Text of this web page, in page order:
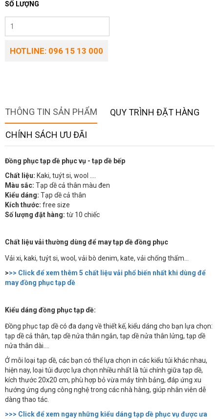
SỐ LƯỢNG
HOTLINE: 096 15 13 000
THÔNG TIN SẢN PHẨM QUY TRÌNH ĐẶT HÀNG
CHÍNH SÁCH ƯU ĐÃI
Đồng phục tạp dề phục vụ - tạp dề bếp
Chất liệu: Kaki, tuýt si, wool ….
Màu sắc: Tạp dề cả thân màu đen
Kiểu dáng: Tạp dề cả thân
Kích thước: free size
Số lượng đặt hàng: từ 10 chiếc
Chất liệu vải thường dùng để may tạp dề đồng phục
Vải xi, kaki, tuýt si, wool, vải bò denim, kate, vải chống thấm...
>>> Click để xem thêm 5 chất liệu vải phổ biến nhất khi dùng để
may đồng phục tạp dề
Kiểu dáng đồng phục tạp dề:
Đồng phục tạp dề có đa dạng về thiết kế, kiểu dáng cho bạn lựa chọn:
tạp dề cả thân, tạp dề nửa thân ngắn, tạp dề nửa thân lửng, tạp dề
nửa thân dài....
Ở mỗi loại tạp dề, các bạn có thể lựa chọn in các kiểu túi khác nhau,
hiện nay, loại túi được lựa chọn nhiều nhất là túi chính giữa tạp dề,
kích thước 20x20 cm, phù hợp bỏ vừa máy tính bảng, đáp ứng xu
hướng ứng dụng công nghệ trong các nhà hàng, giúp nhân viên dễ
dàng thao tác.
>>> Click để xem ngay những kiểu dáng tạp dề phục vụ được ưa